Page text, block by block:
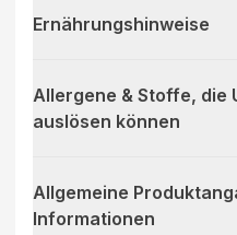
Ernährungshinweise
Allergene & Stoffe, die
auslösen können
Allgemeine
Informationen